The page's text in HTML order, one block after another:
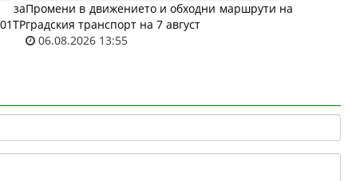
заПромени в движението и обходни маршрути на
градския транспорт на 7 август
06.08.2026 13:55